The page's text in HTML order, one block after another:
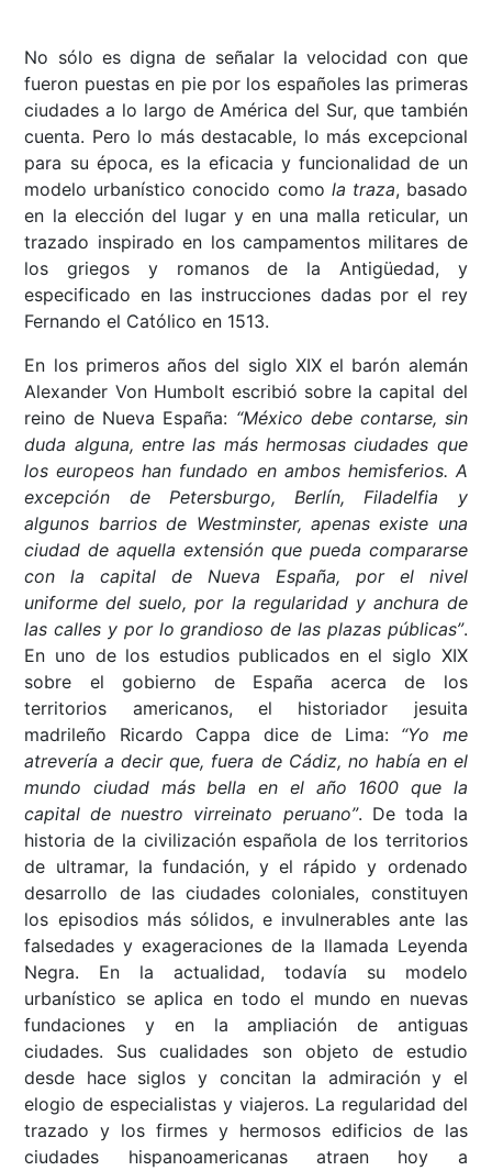
No sólo es digna de señalar la velocidad con que
fueron puestas en pie por los españoles las primeras
ciudades a lo largo de América del Sur, que también
cuenta. Pero lo más destacable, lo más excepcional
para su época, es la eficacia y funcionalidad de un
modelo urbanístico conocido como la traza, basado
en la elección del lugar y en una malla reticular, un
trazado inspirado en los campamentos militares de
los griegos y romanos de la Antigüedad, y
especificado en las instrucciones dadas por el rey
Fernando el Católico en 1513.
En los primeros años del siglo XIX el barón alemán
Alexander Von Humbolt escribió sobre la capital del
reino de Nueva España: “México debe contarse, sin
duda alguna, entre las más hermosas ciudades que
los europeos han fundado en ambos hemisferios. A
excepción de Petersburgo, Berlín, Filadelfia y
algunos barrios de Westminster, apenas existe una
ciudad de aquella extensión que pueda compararse
con la capital de Nueva España, por el nivel
uniforme del suelo, por la regularidad y anchura de
las calles y por lo grandioso de las plazas públicas”.
En uno de los estudios publicados en el siglo XIX
sobre el gobierno de España acerca de los
territorios americanos, el historiador jesuita
madrileño Ricardo Cappa dice de Lima: “Yo me
atrevería a decir que, fuera de Cádiz, no había en el
mundo ciudad más bella en el año 1600 que la
capital de nuestro virreinato peruano”. De toda la
historia de la civilización española de los territorios
de ultramar, la fundación, y el rápido y ordenado
desarrollo de las ciudades coloniales, constituyen
los episodios más sólidos, e invulnerables ante las
falsedades y exageraciones de la llamada Leyenda
Negra. En la actualidad, todavía su modelo
urbanístico se aplica en todo el mundo en nuevas
fundaciones y en la ampliación de antiguas
ciudades. Sus cualidades son objeto de estudio
desde hace siglos y concitan la admiración y el
elogio de especialistas y viajeros. La regularidad del
trazado y los firmes y hermosos edificios de las
ciudades hispanoamericanas atraen hoy a